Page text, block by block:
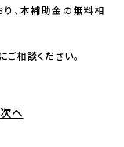
、本補助金の無料相
相談ください。
次へ